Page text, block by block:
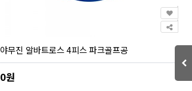
야무진 알바트로스 4피스 파크골프공
0원